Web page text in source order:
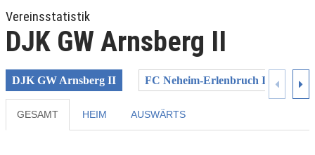
Vereinsstatistik
DJK GW Arnsberg II
DJK GW Arnsberg II FC Neheim-Erlenbruch III
GESAMT HEIM AUSWÄRTS